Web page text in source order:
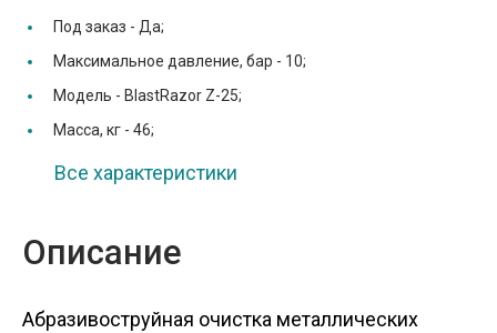
Под заказ - Да;
Максимальное давление, бар - 10;
Модель - BlastRazor Z-25;
Масса, кг - 46;
Все характеристики
Описание
Абразивоструйная очистка металлических